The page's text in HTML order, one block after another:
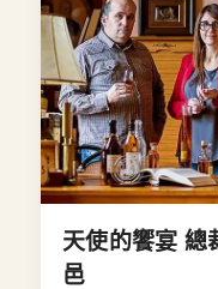
天使的饗宴 總
邑